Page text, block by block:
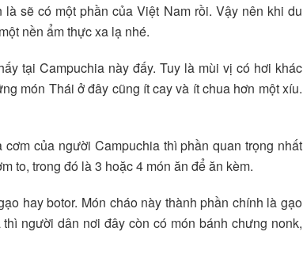
sẽ có một phần của Việt Nam rồi. Vậy nên khi du
nền ẩm thực xa lạ nhé.
tại Campuchia này đấy. Tuy là mùi vị có hơi khác
món Thái ở đây cũng ít cay và ít chua hơn một xíu.
của người Campuchia thì phần quan trọng nhất
to, trong đó là 3 hoặc 4 món ăn để ăn kèm.
hay botor. Món cháo này thành phần chính là gạo
người dân nơi đây còn có món bánh chưng nonk,